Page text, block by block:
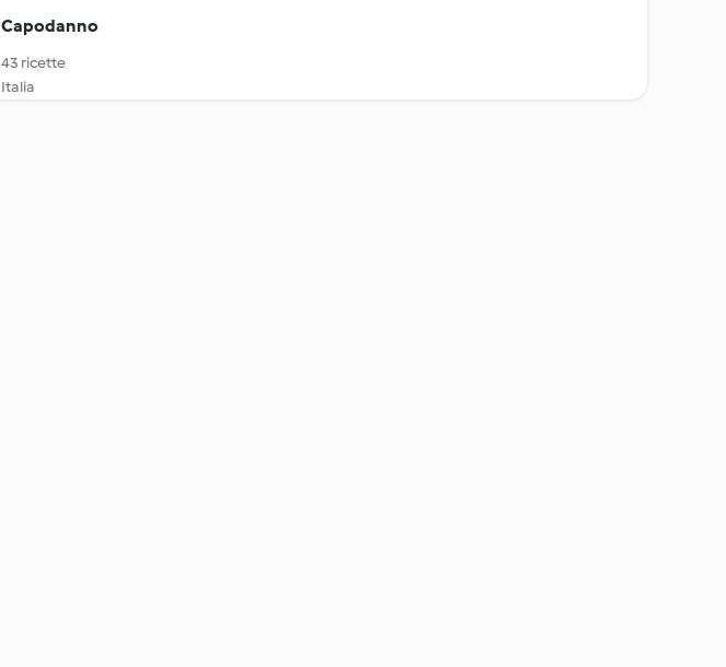
Capodanno
43 ricette
Italia